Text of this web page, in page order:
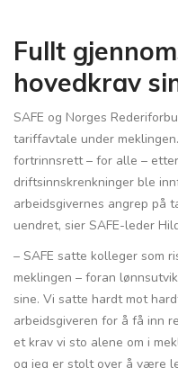
Fullt
hovedkrav
SAFE og Norges
tariffavtale under
fortrinnsrett – for alle –
driftsinnskrenkninger ble
arbeidsgivernes angrep på
uendret, sier SAFE-leder
– SAFE satte kolleger som
meklingen – foran
sine. Vi satte hardt mot
arbeidsgiveren for å få inn
et krav vi sto alene om i
og jeg er stolt over å være